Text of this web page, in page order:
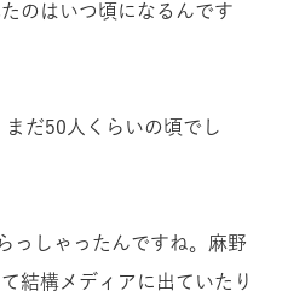
のはいつ頃になるんです
だ50人くらいの頃でし
っしゃったんですね。麻野
結構メディアに出ていたり